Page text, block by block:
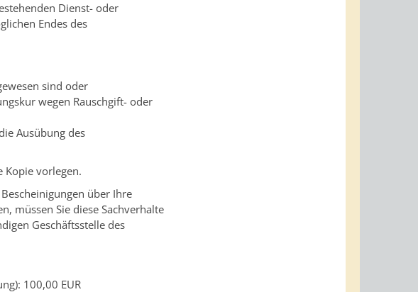
Dienst- oder
Endes des
sind oder
wegen Rauschgift- oder
Ausübung des
Kopie vorlegen.
über Ihre
müssen Sie diese Sachverhalte
Geschäftsstelle des
100,00 EUR